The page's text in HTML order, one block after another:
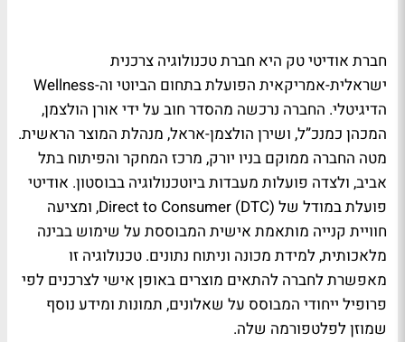
חברת אודיטי טק היא חברת טכנולוגיה צרכנית
ישראלית-אמריקאית הפועלת בתחום הביוטי וה-Wellness
הדיגיטלי. החברה נרכשה מהסדר חוב על ידי אורן הולצמן,
המכהן כמנכ”ל, ושירן הולצמן-אראל, מנהלת המוצר הראשית.
מטה החברה ממוקם בניו יורק, מרכז המחקר והפיתוח בתל
אביב, ולצדה פועלות מעבדות ביוטכנולוגיה בבוסטון. אודיטי
פועלת במודל של Direct to Consumer (DTC), ומציעה
חוויית קנייה מותאמת אישית המבוססת על שימוש בבינה
מלאכותית, למידת מכונה וניתוח נתונים. טכנולוגיה זו
מאפשרת לחברה להתאים מוצרים באופן אישי לצרכנים לפי
פרופיל ייחודי המבוסס על שאלונים, תמונות ומידע נוסף
שמוזן לפלטפורמה שלה.